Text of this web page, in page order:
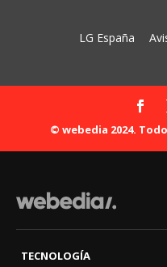
LG España
© webedia 2024.
TECNOLOGÍA